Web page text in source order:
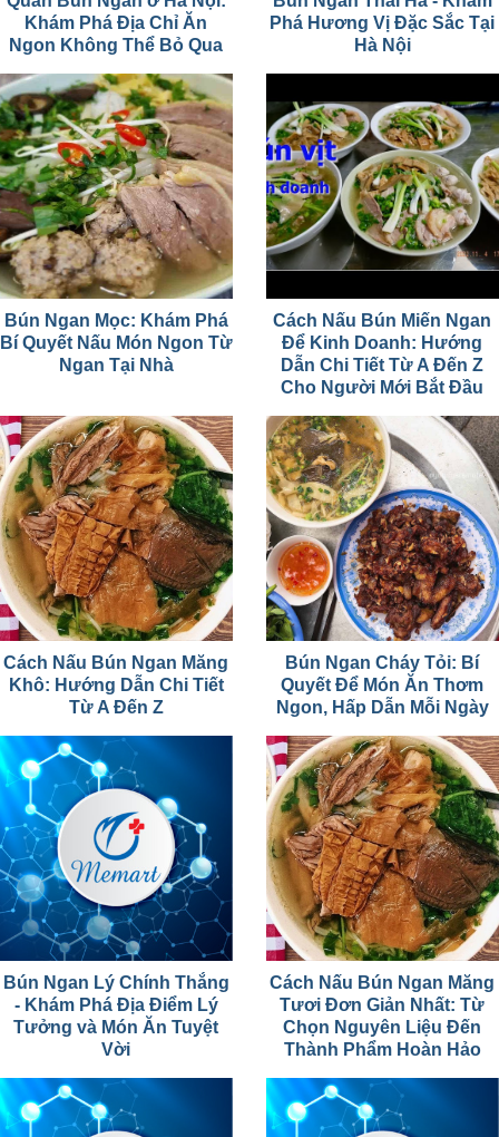
Khám Phá Địa Chỉ Ăn
Ngon Không Thể Bỏ Qua
Phá Hương Vị Đặc Sắc Tại
Hà Nội
Bún Ngan Mọc: Khám Phá
Bí Quyết Nấu Món Ngon Từ
Ngan Tại Nhà
Cách Nấu Bún Miến Ngan
Để Kinh Doanh: Hướng
Dẫn Chi Tiết Từ A Đến Z
Cho Người Mới Bắt Đầu
Cách Nấu Bún Ngan Măng
Khô: Hướng Dẫn Chi Tiết
Từ A Đến Z
Bún Ngan Cháy Tỏi: Bí
Quyết Để Món Ăn Thơm
Ngon, Hấp Dẫn Mỗi Ngày
Bún Ngan Lý Chính Thắng
- Khám Phá Địa Điểm Lý
Tưởng và Món Ăn Tuyệt
Vời
Cách Nấu Bún Ngan Măng
Tươi Đơn Giản Nhất: Từ
Chọn Nguyên Liệu Đến
Thành Phẩm Hoàn Hảo